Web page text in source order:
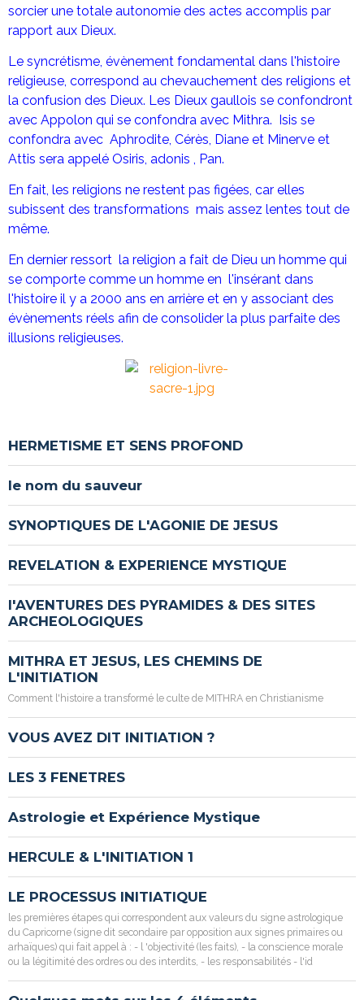
sorcier une totale autonomie des actes accomplis par
rapport aux Dieux.
Le syncrétisme, évènement fondamental dans l'histoire
religieuse, correspond au chevauchement des religions et
la confusion des Dieux. Les Dieux gaullois se confondront
avec Appolon qui se confondra avec Mithra. Isis se
confondra avec Aphrodite, Cérès, Diane et Minerve et
Attis sera appelé Osiris, adonis , Pan.
En fait, les religions ne restent pas figées, car elles
subissent des transformations mais assez lentes tout de
même.
En dernier ressort la religion a fait de Dieu un homme qui
se comporte comme un homme en l'insérant dans
l'histoire il y a 2000 ans en arrière et en y associant des
évènements réels afin de consolider la plus parfaite des
illusions religieuses.
HERMETISME ET SENS PROFOND
le nom du sauveur
SYNOPTIQUES DE L'AGONIE DE JESUS
REVELATION & EXPERIENCE MYSTIQUE
l'AVENTURES DES PYRAMIDES & DES SITES
ARCHEOLOGIQUES
MITHRA ET JESUS, LES CHEMINS DE
L'INITIATION
Comment l'histoire a transformé le culte de MITHRA en Christianisme
VOUS AVEZ DIT INITIATION ?
LES 3 FENETRES
Astrologie et Expérience Mystique
HERCULE & L'INITIATION 1
LE PROCESSUS INITIATIQUE
les premières étapes qui correspondent aux valeurs du signe astrologique
du Capricorne (signe dit secondaire par opposition aux signes primaires ou
arhaïques) qui fait appel à : - l 'objectivité (les faits), - la conscience morale
ou la légitimité des ordres ou des interdits, - les responsabilités - l'id